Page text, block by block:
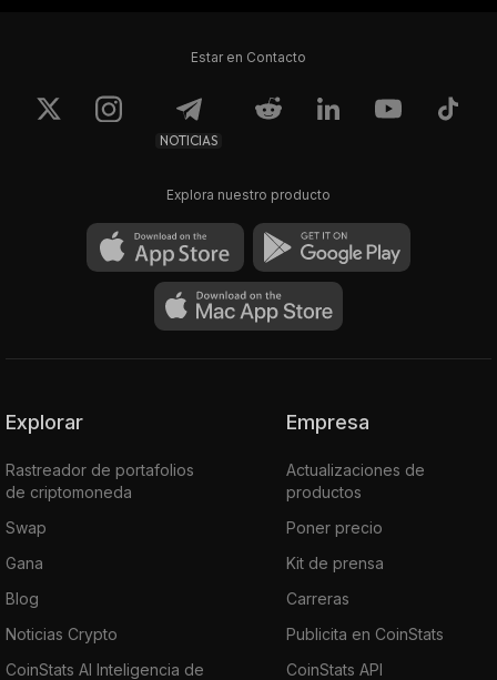
Estar en Contacto
NOTICIAS
Explora nuestro producto
Explorar
Rastreador de portafolios
de criptomoneda
Swap
Gana
Blog
Noticias Crypto
CoinStats AI Inteligencia de
Empresa
Actualizaciones de
productos
Poner precio
Kit de prensa
Carreras
Publicita en CoinStats
CoinStats API